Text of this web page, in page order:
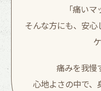
「痛い
そんな方にも、安心
痛みを我慢
心地よさの中で、